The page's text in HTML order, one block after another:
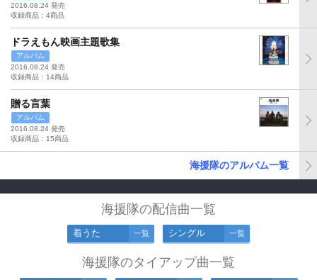
2016.08.24 発売
収録商品：4商品
ドラえもん映画主題歌集
アルバム
2016.08.24 発売
収録商品：14商品
贈る言葉
アルバム
2016.08.24 発売
収録商品：15商品
海援隊のアルバム一覧
海援隊の配信曲一覧
着うた 一覧 シングル 一覧
海援隊のタイアップ曲一覧